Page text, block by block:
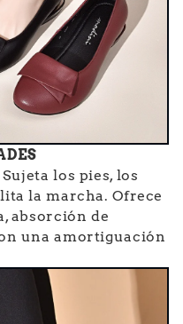
Sujeta los pies, los
la marcha. Ofrece
absorción de
una amortiguación